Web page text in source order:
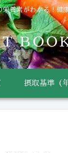
栄養素がわかる！健
ＢＯＯ
摂取基準（